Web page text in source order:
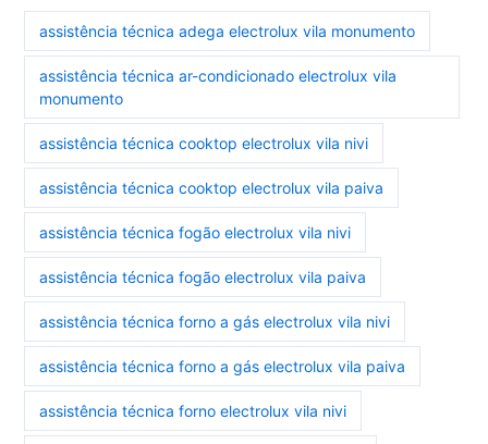
assistência técnica adega electrolux vila monumento
assistência técnica ar-condicionado electrolux vila
monumento
assistência técnica cooktop electrolux vila nivi
assistência técnica cooktop electrolux vila paiva
assistência técnica fogão electrolux vila nivi
assistência técnica fogão electrolux vila paiva
assistência técnica forno a gás electrolux vila nivi
assistência técnica forno a gás electrolux vila paiva
assistência técnica forno electrolux vila nivi